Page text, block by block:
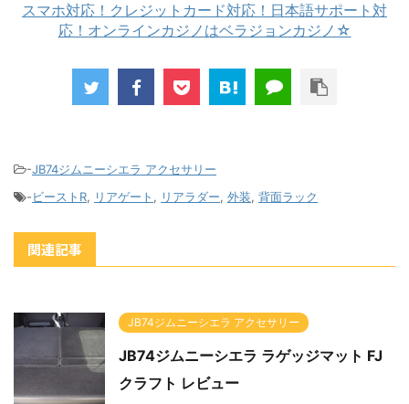
スマホ対応！クレジットカード対応！日本語サポート対
応！オンラインカジノはベラジョンカジノ☆
-JB74ジムニーシエラ アクセサリー
-ビーストR, リアゲート , リアラダー, 外装, 背面ラック
関連記事
JB74ジムニーシエラ アクセサリー
JB74ジムニーシエラ ラゲッジマット FJ
クラフト レビュー